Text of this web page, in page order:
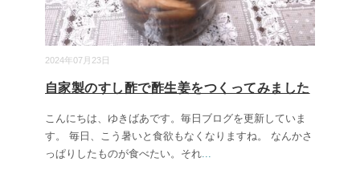
2024年07月23日
自家製のすし酢で酢生姜をつくってみました
こんにちは、ゆきばあです。毎日ブログを更新していま
す。 毎日、こう暑いと食欲もなくなりますね。 なんかさ
っぱりしたものが食べたい。それ...